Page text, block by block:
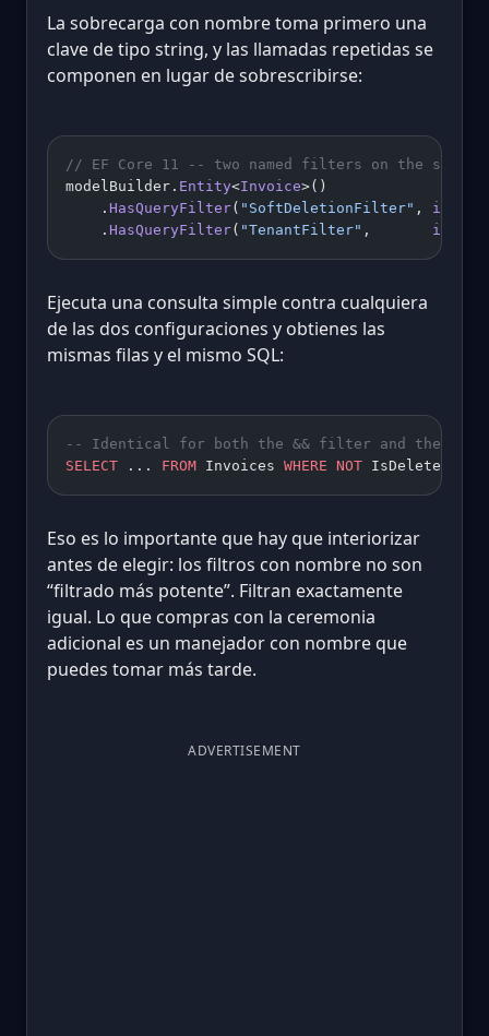
La sobrecarga con nombre toma primero una
clave de tipo string, y las llamadas repetidas se
componen en lugar de sobrescribirse:
// EF Core 11 -- two named filters on the same
modelBuilder. Entity<Invoice>()
    .
HasQueryFilter( "SoftDeletionFilter" , i
    .
HasQueryFilter( "TenantFilter" , i
Ejecuta una consulta simple contra cualquiera
de las dos configuraciones y obtienes las
mismas filas y el mismo SQL:
-- Identical for both the && filter and the two
SELECT ... FROM Invoices WHERE NOT IsDeleted
Eso es lo importante que hay que interiorizar
antes de elegir: los filtros con nombre no son
“filtrado más potente”. Filtran exactamente
igual. Lo que compras con la ceremonia
adicional es un manejador con nombre que
puedes tomar más tarde.
ADVERTISEMENT